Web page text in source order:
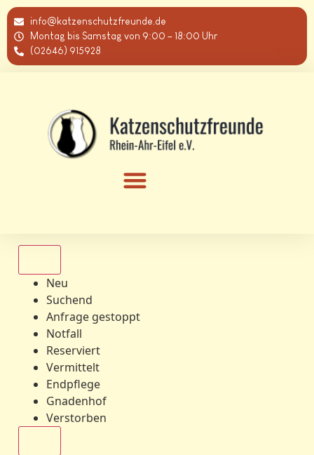
info@katzenschutzfreunde.de
Montag bis Samstag von 9:00 – 18:00 Uhr
(02646) 915928
Neu
Suchend
Anfrage gestoppt
Notfall
Reserviert
Vermittelt
Endpflege
Gnadenhof
Verstorben